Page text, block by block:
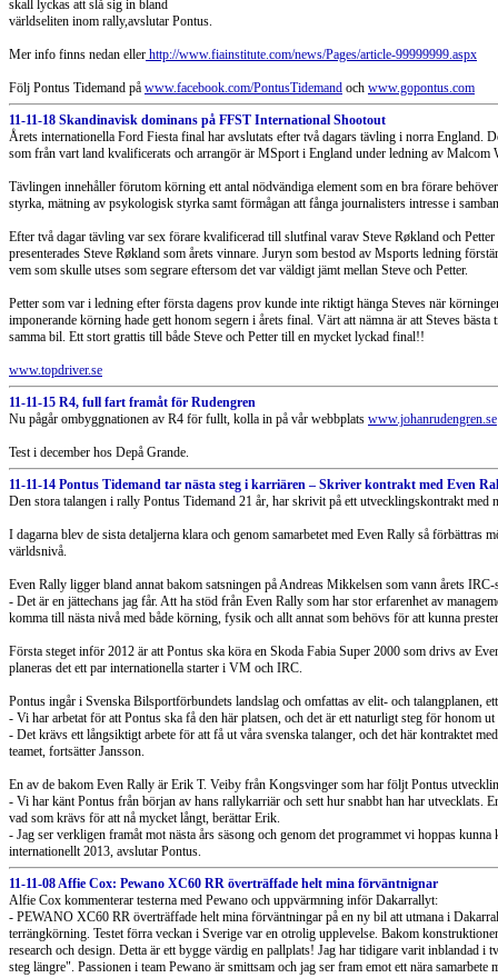
skall lyckas att slå sig in bland
världseliten inom rally,avslutar Pontus.
Mer info finns nedan eller http://www.fiainstitute.com/news/Pages/article-99999999.aspx
Följ Pontus Tidemand på www.facebook.com/PontusTidemand och www.gopontus.com
11-11-18 Skandinavisk dominans på FFST International Shootout
Årets internationella Ford Fiesta final har avslutats efter två dagars tävling i norra England.
som från vart land kvalificerats och arrangör är MSport i England under ledning av Malcom
Tävlingen innehåller förutom körning ett antal nödvändiga element som en bra förare
styrka, mätning av psykologisk styrka samt förmågan att fånga journalisters intresse i
Efter två dagar tävling var sex förare kvalificerad till slutfinal varav Steve Røkland och
presenterades Steve Røkland som årets vinnare. Juryn som bestod av Msports ledning
vem som skulle utses som segrare eftersom det var väldigt jämt mellan Steve och Petter.
Petter som var i ledning efter första dagens prov kunde inte riktigt hänga Steves när
imponerande körning hade gett honom segern i årets final. Värt att nämna är att Steves
samma bil. Ett stort grattis till både Steve och Petter till en mycket lyckad final!!
www.topdriver.se
11-11-15 R4, full fart framåt för Rudengren
Nu pågår ombyggnationen av R4 för fullt, kolla in på vår webbplats www.johanrudengren.se
Test i december hos Depå Grande.
11-11-14 Pontus Tidemand tar nästa steg i karriären – Skriver kontrakt med Even
Den stora talangen i rally Pontus Tidemand 21 år, har skrivit på ett utvecklingskontrakt med
I dagarna blev de sista detaljerna klara och genom samarbetet med Even Rally så
världsnivå.
Even Rally ligger bland annat bakom satsningen på Andreas Mikkelsen som vann årets IRC-
- Det är en jättechans jag får. Att ha stöd från Even Rally som har stor erfarenhet av
komma till nästa nivå med både körning, fysik och allt annat som behövs för att kunna
Första steget inför 2012 är att Pontus ska köra en Skoda Fabia Super 2000 som drivs av
planeras det ett par internationella starter i VM och IRC.
Pontus ingår i Svenska Bilsportförbundets landslag och omfattas av elit- och talangplanen,
- Vi har arbetat för att Pontus ska få den här platsen, och det är ett naturligt steg för honom
- Det krävs ett långsiktigt arbete för att få ut våra svenska talanger, och det här kontraktet
teamet, fortsätter Jansson.
En av de bakom Even Rally är Erik T. Veiby från Kongsvinger som har följt Pontus
- Vi har känt Pontus från början av hans rallykarriär och sett hur snabbt han har utvecklats.
vad som krävs för att nå mycket långt, berättar Erik.
- Jag ser verkligen framåt mot nästa års säsong och genom det programmet vi hoppas
internationellt 2013, avslutar Pontus.
11-11-08 Affie Cox: Pewano XC60 RR överträffade helt mina förväntnignar
Alfie Cox kommenterar testerna med Pewano och uppvärmning inför Dakarrallyt:
- PEWANO XC60 RR överträffade helt mina förväntningar på en ny bil att utmana i
terrängkörning. Testet förra veckan i Sverige var en otrolig upplevelse. Bakom
research och design. Detta är ett bygge värdig en pallplats! Jag har tidigare varit inblandad i
steg längre". Passionen i team Pewano är smittsam och jag ser fram emot ett nära samarbete